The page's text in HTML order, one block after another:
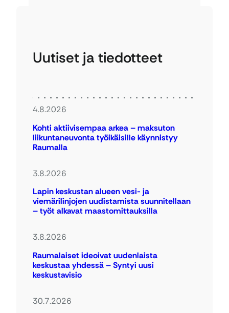
Uutiset ja tiedotteet
4.8.2026
Kohti aktiivisempaa arkea – maksuton
liikuntaneuvonta työikäisille käynnistyy
Raumalla
3.8.2026
Lapin keskustan alueen vesi- ja
viemärilinjojen uudistamista suunnitellaan
– työt alkavat maastomittauksilla
3.8.2026
Raumalaiset ideoivat uudenlaista
keskustaa yhdessä – Syntyi uusi
keskustavisio
30.7.2026